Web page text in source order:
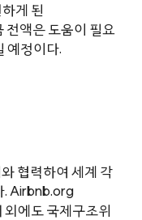
게 된
전액은 도움이 필요
예정이다.
협력하여 세계 각
. Airbnb.org
외에도 국제구조위